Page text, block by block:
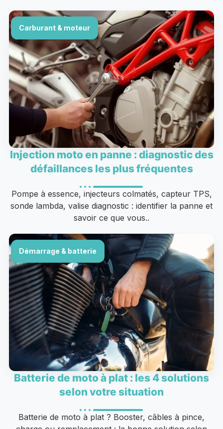
Carburant & moteur
Injection moto en panne : diagnostic des
défaillances les plus fréquentes
Pompe à essence, injecteurs colmatés, capteur TPS,
sonde lambda, valise diagnostic : identifier la panne et
savoir ce que vous..
Démarrage & batterie
Batterie de moto à plat : les 4 solutions
selon votre situation
Batterie de moto à plat ? Booster, câbles à pince,